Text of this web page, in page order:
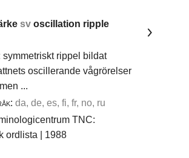
svoscillation ripple
symmetriskt rippel bildat
oscillerande vågrörelser
...
da, de, es, fi, fr, no, ru
TNC:
ordlista | 1988